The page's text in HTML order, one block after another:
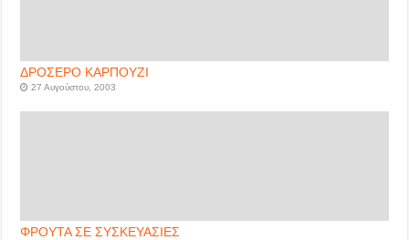
ΔΡΟΣΕΡΟ ΚΑΡΠΟΥΖΙ
27 Αυγούστου, 2003
ΦΡΟΥΤΑ ΣΕ ΣΥΣΚΕΥΑΣΙΕΣ